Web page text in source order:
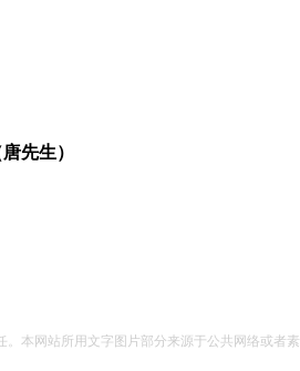
唐先生）
本网站所用文字图片部分来源于公共网络或